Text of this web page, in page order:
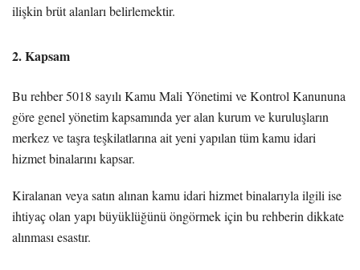
ilişkin brüt alanları belirlemektir.
2. Kapsam
Bu rehber 5018 sayılı Kamu Mali Yönetimi ve Kontrol Kanununa
göre genel yönetim kapsamında yer alan kurum ve kuruluşların
merkez ve taşra teşkilatlarına ait yeni yapılan tüm kamu idari
hizmet binalarını kapsar.
Kiralanan veya satın alınan kamu idari hizmet binalarıyla ilgili ise
ihtiyaç olan yapı büyüklüğünü öngörmek için bu rehberin dikkate
alınması esastır.